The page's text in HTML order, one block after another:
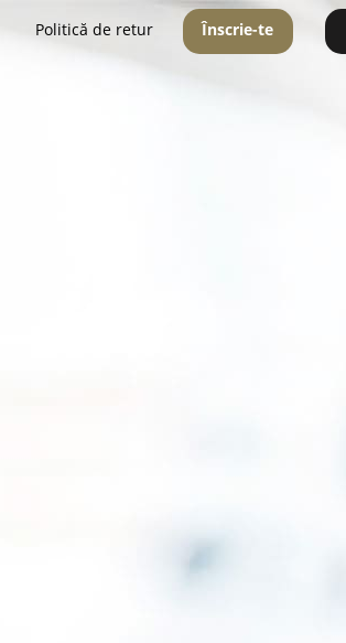
Politică de retur Înscrie-te